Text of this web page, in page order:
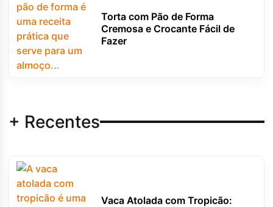
Torta com Pão de Forma
Cremosa e Crocante Fácil de
Fazer
+ Recentes
Vaca Atolada com Tropicão: